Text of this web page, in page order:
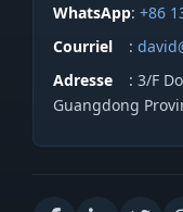
WhatsApp:+86
Courriel
:
Adresse
: 3/F
Guangdong